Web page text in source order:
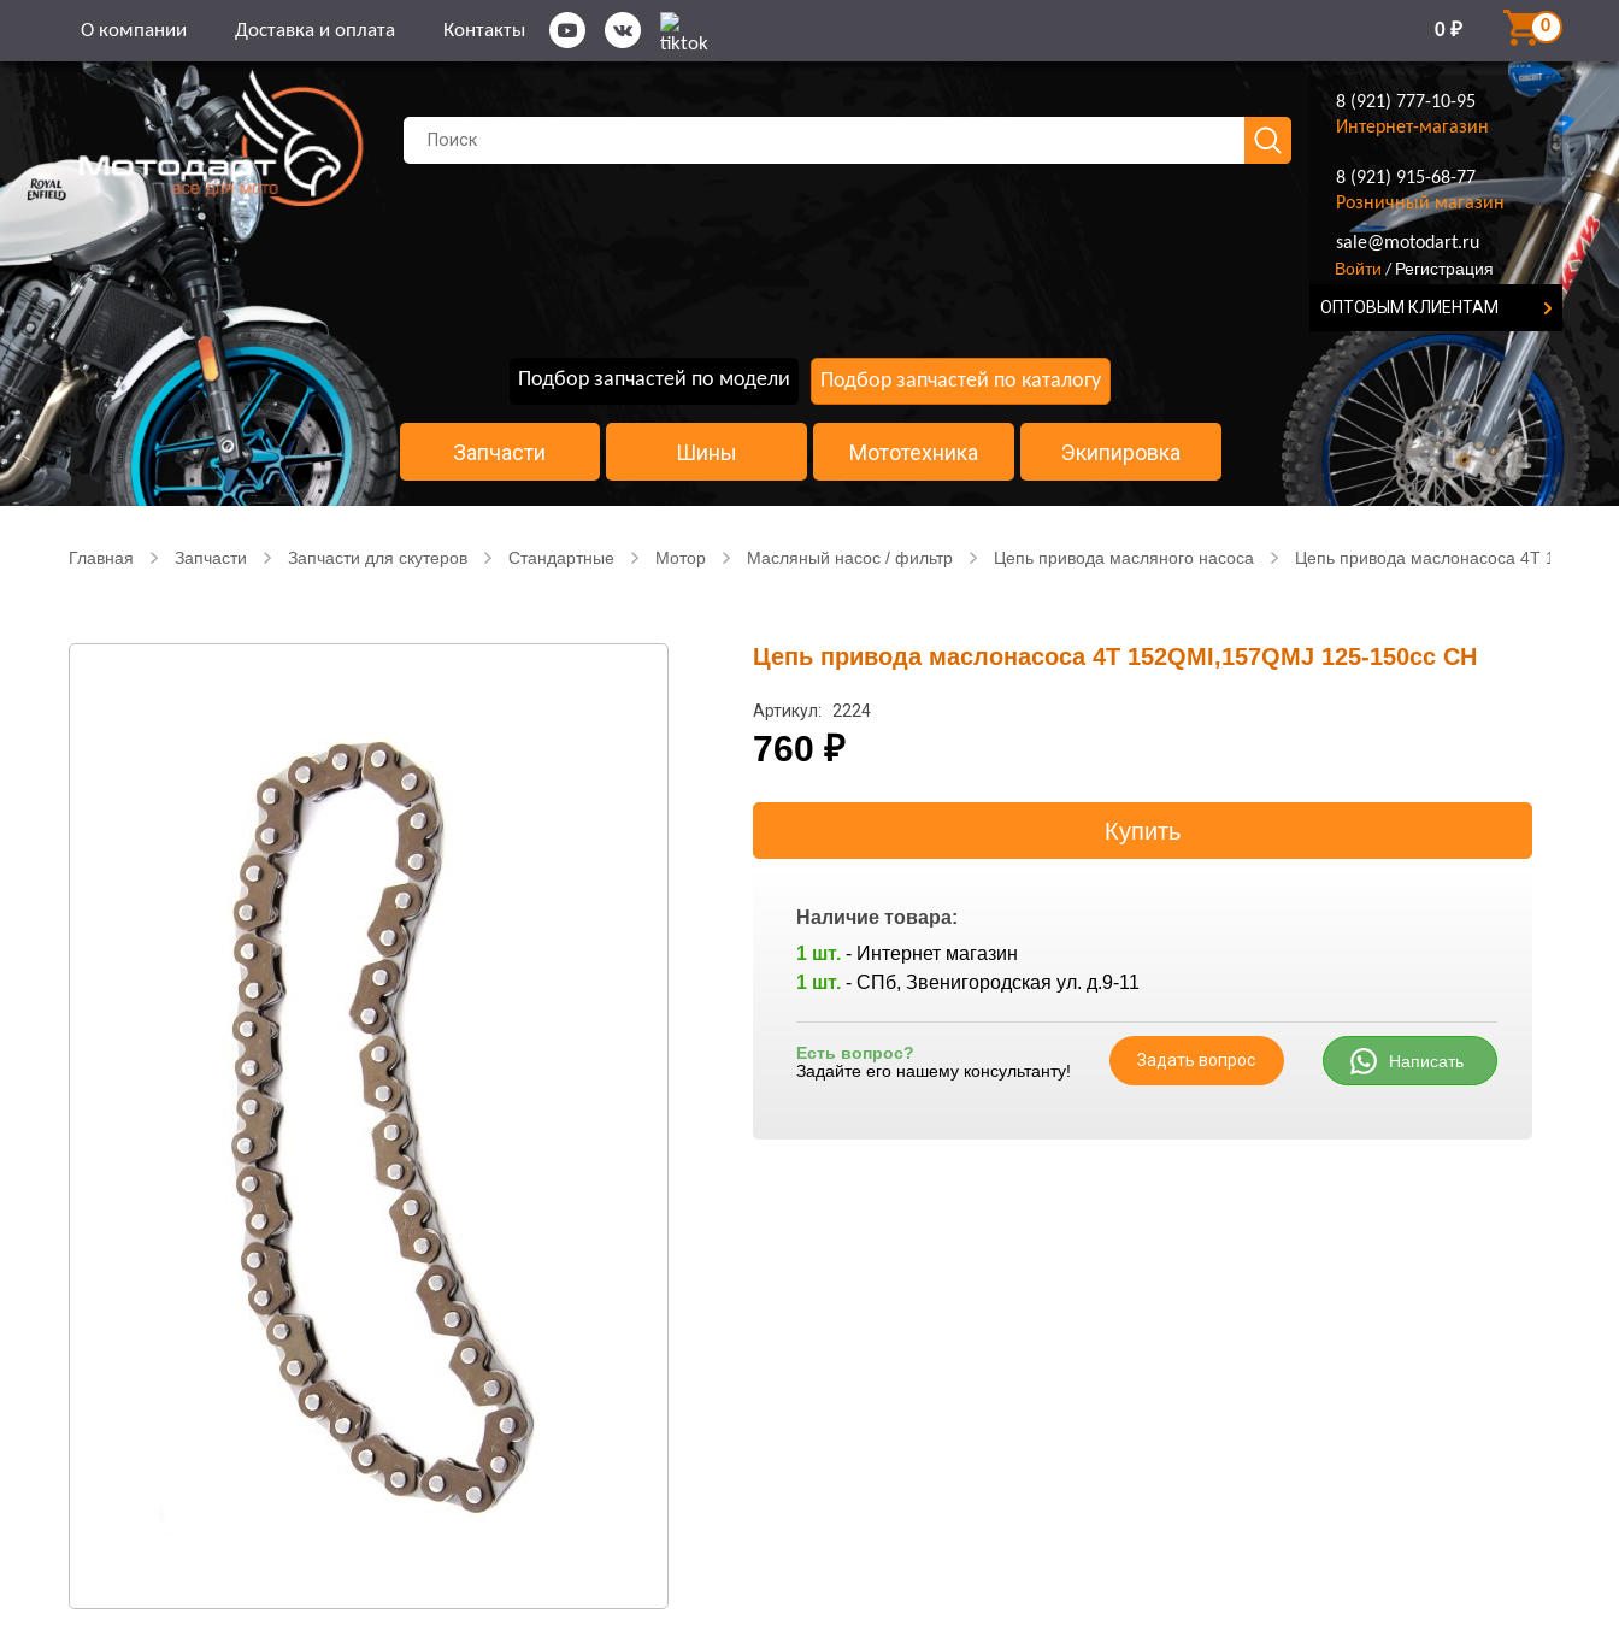
О компании Доставка и оплата Контакты 0 ₽ 0
8 (921) 777-10-95
Интернет-магазин
8 (921) 915-68-77
Розничный магазин
8 (921) 777-10-95
sale@motodart.ru
Войти / Регистрация
ОПТОВЫМ КЛИЕНТАМ
Подбор запчастей по модели Подбор запчастей по каталогу
Запчасти Шины Мототехника Экипировка
Главная Запчасти Запчасти для скутеров Стандартные Мотор Масляный насос / фильтр Цепь привода масляного насоса Цепь привода маслонасоса 4T
Цепь привода маслонасоса 4T 152QMI,157QMJ 125-150cc CH
Артикул: 2224
760 ₽
Наличие товара:
1 шт. - Интернет магазин
1 шт. - СПб, Звенигородская ул. д.9-11
Есть вопрос?
Задайте его нашему консультанту!
Задать вопрос Написать